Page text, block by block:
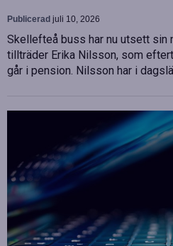
Publicerad juli 10, 2026
Skellefteå buss har nu utsett sin
tillträder Erika Nilsson, som
går i pension. Nilsson har i